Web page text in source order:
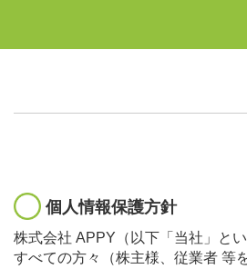
個人情報保護方針
株式会社 APPY（以下「当社」と
すべての方々（株主様、従業者 等